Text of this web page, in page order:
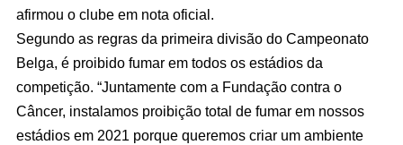
afirmou o clube em nota oficial.
Segundo as regras da primeira divisão do Campeonato
Belga, é proibido fumar em todos os estádios da
competição. “Juntamente com a Fundação contra o
Câncer, instalamos proibição total de fumar em nossos
estádios em 2021 porque queremos criar um ambiente